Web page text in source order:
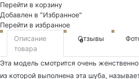
Перейти в корзину
Добавлен в "Избранное"
Перейти в избранное
Описание
товара
Отзывы
0
Эта модель смотрится очень
из которой выполнена эта шуба,